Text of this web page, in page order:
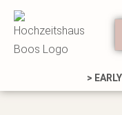
Zum
Inhalt
springen
>